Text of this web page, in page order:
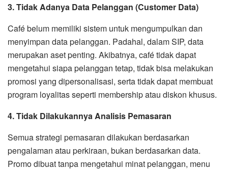
3. Tidak Adanya Data Pelanggan (Customer Data)
Café belum memiliki sistem untuk mengumpulkan dan
menyimpan data pelanggan. Padahal, dalam SIP, data
merupakan aset penting. Akibatnya, café tidak dapat
mengetahui siapa pelanggan tetap, tidak bisa melakukan
promosi yang dipersonalisasi, serta tidak dapat membuat
program loyalitas seperti membership atau diskon khusus.
4. Tidak Dilakukannya Analisis Pemasaran
Semua strategi pemasaran dilakukan berdasarkan
pengalaman atau perkiraan, bukan berdasarkan data.
Promo dibuat tanpa mengetahui minat pelanggan, menu